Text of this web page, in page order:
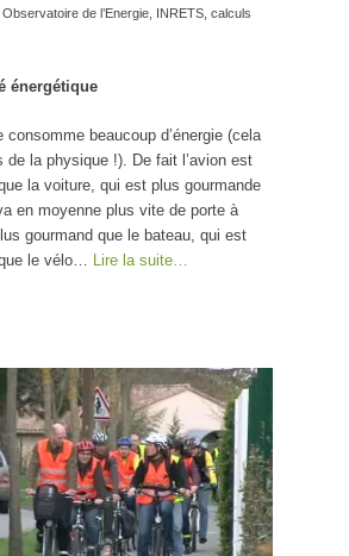
Observatoire de l’Energie, INRETS, calculs
énergétique
consomme beaucoup d’énergie (cela
de la physique !). De fait l’avion est
la voiture, qui est plus gourmande
en moyenne plus vite de porte à
gourmand que le bateau, qui est
le vélo… Lire la suite…